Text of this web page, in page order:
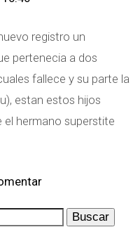
registro un
pertenecia a dos
fallece y su parte la
estan estos hijos
el hermano superstite